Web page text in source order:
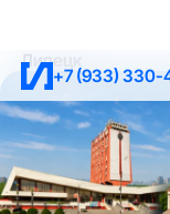
+7 (933)
Липецк